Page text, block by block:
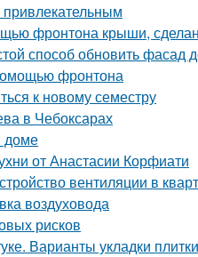
фронтона крыши,
способ обновить фасад
фронтона
к новому семестру
в Чебоксарах
доме
от Анастасии Корфиати
вентиляции в
воздуховода
рисков
Варианты укладки